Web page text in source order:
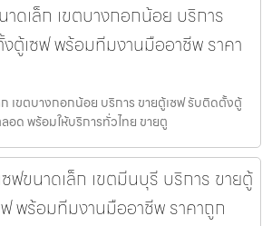
าดเล็ก เขตบางกอกน้อย บริการ
ตู้เซฟ พร้อมทีมงานมืออาชีพ ราคา
เขตบางกอกน้อย บริการ ขายตู้เซฟ รับติดตั้งตู้
อด พร้อมให้บริการทั่วไทย ขายตู
ฟขนาดเล็ก เขตมีนบุรี บริการ ขายตู้
พร้อมทีมงานมืออาชีพ ราคาถูก